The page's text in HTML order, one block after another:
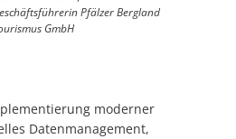
Pfälzer Bergland
GmbH
moderner
Datenmanagement,